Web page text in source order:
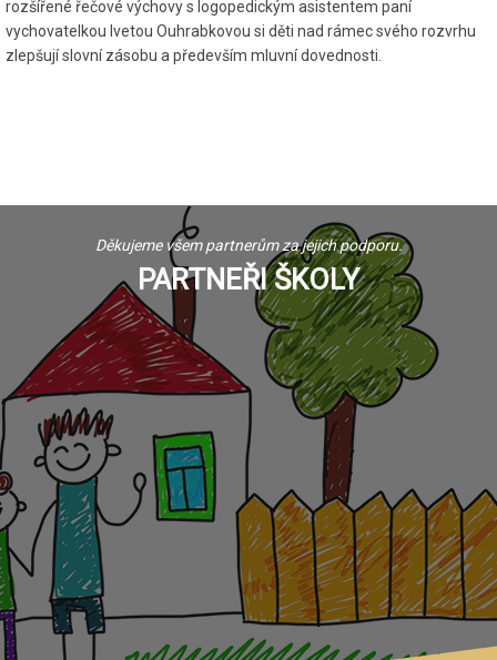
rozšířené řečové výchovy s logopedickým asistentem paní
vychovatelkou Ivetou Ouhrabkovou si děti nad rámec svého rozvrhu
zlepšují slovní zásobu a především mluvní dovednosti.
Děkujeme všem partnerům za jejich podporu.
PARTNEŘI ŠKOLY